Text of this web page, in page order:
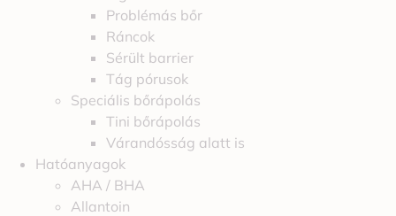
Problémás bőr
Ráncok
Sérült barrier
Tág pórusok
Speciális bőrápolás
Tini bőrápolás
Várandósság alatt is
Hatóanyagok
AHA / BHA
Allantoin